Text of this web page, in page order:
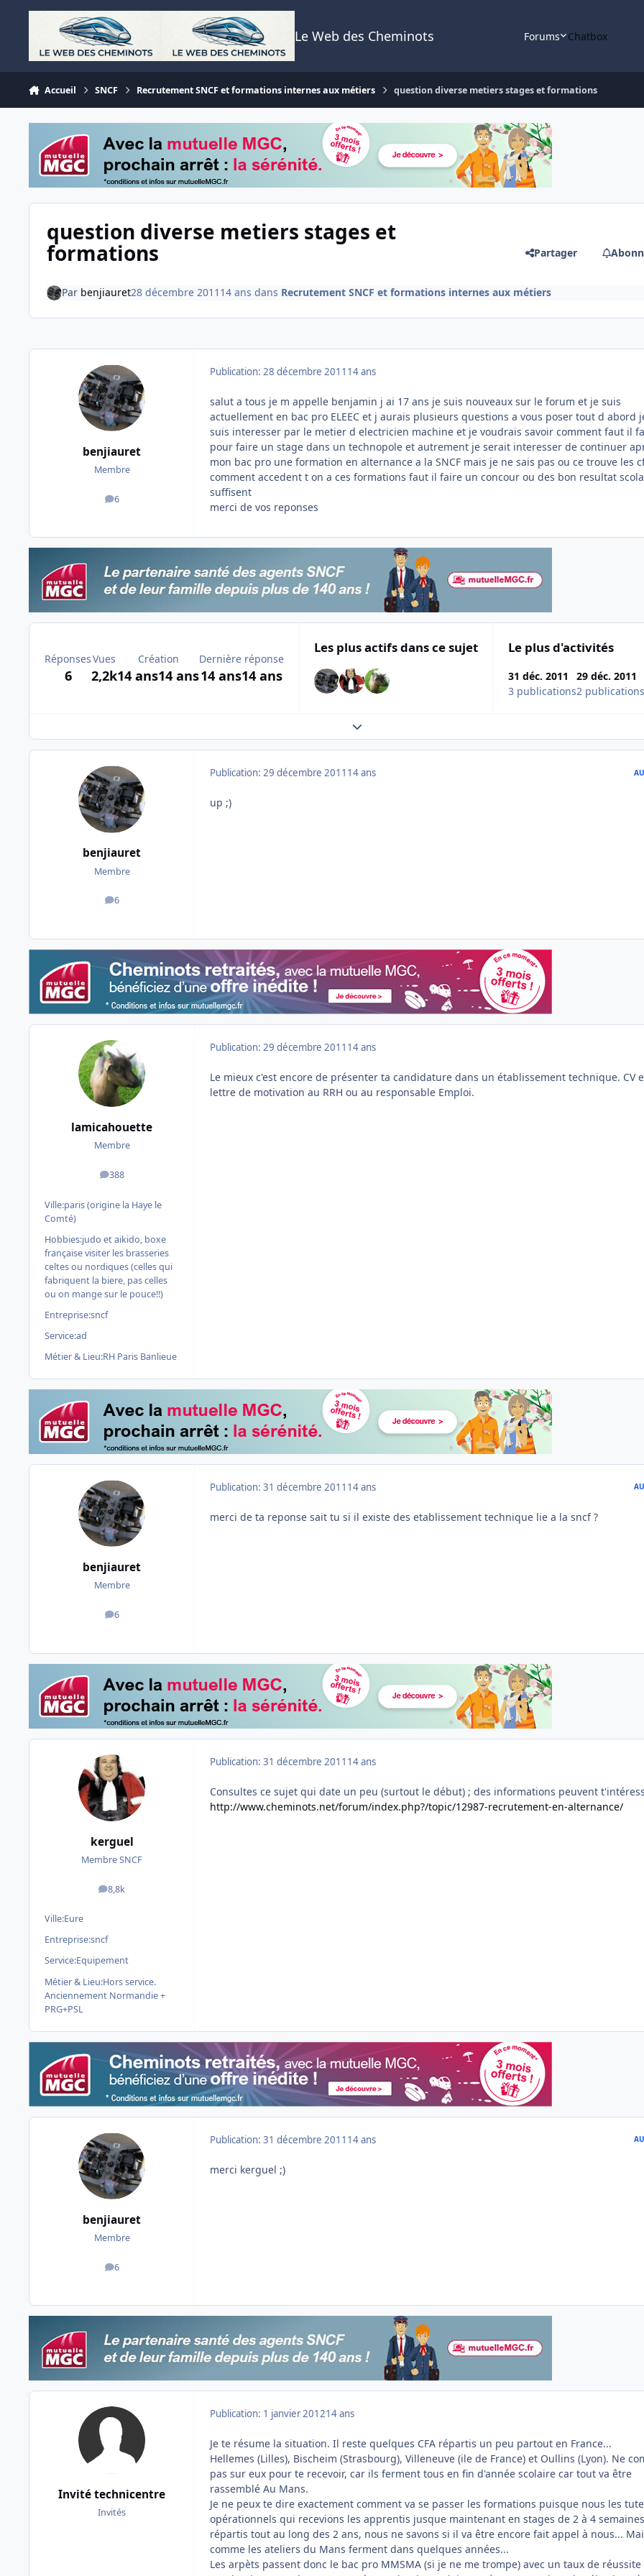
Aller au contenu
Le Web des Cheminots Forums Chatbox
Accueil SNCF Recrutement SNCF et formations internes aux métiers question diverse metiers stages et formations
question diverse metiers stages et
formations Partager
Par benjiauret28 décembre 2011 14 ans dans Recrutement SNCF et formations internes aux métiers
benjiauret
Membre
6
messages
Publication: 28 décembre 2011 14 ans
salut a tous je m appelle benjamin j ai 17 ans je suis nouveaux sur le forum et je suis
actuellement en bac pro ELEEC et j aurais plusieurs questions a vous poser tout d abord
suis interesser par le metier d electricien machine et je voudrais savoir comment faut il
pour faire un stage dans un technopole et autrement je serait interesser de continuer
mon bac pro une formation en alternance a la SNCF mais je ne sais pas ou ce trouve les
comment accedent t on a ces formations faut il faire un concour ou des bon resultat
suffisent
merci de vos reponses
Réponses
6
Vues
2,2k
Création
14 ans14 ans
Dernière réponse
14 ans14 ans
Les plus actifs dans ce sujet Le plus d'activités
31 déc. 2011
3 publications
29 déc. 2011
2 publications
Expand topic overview
benjiauret
Membre
6
messages
Publication: 29 décembre 2011 14 ans
up ;)
lamicahouette
Membre
388
messages
Ville:paris (origine la Haye le
Comté)
Hobbies:judo et aikido, boxe
française visiter les brasseries
celtes ou nordiques (celles qui
fabriquent la biere, pas celles
ou on mange sur le pouce!!)
Entreprise:sncf
Service:ad
Métier & Lieu:RH Paris Banlieue
Publication: 29 décembre 2011 14 ans
Le mieux c'est encore de présenter ta candidature dans un établissement technique. CV
lettre de motivation au RRH ou au responsable Emploi.
benjiauret
Membre
6
messages
Publication: 31 décembre 2011 14 ans
merci de ta reponse sait tu si il existe des etablissement technique lie a la sncf ?
kerguel
Membre SNCF
8,8k
messages
Ville:Eure
Entreprise:sncf
Service:Equipement
Métier & Lieu:Hors service.
Anciennement Normandie +
PRG+PSL
Publication: 31 décembre 2011 14 ans
Consultes ce sujet qui date un peu (surtout le début) ; des informations peuvent
http://www.cheminots.net/forum/index.php?/topic/12987-recrutement-en-alternance/
benjiauret
Membre
6
messages
Publication: 31 décembre 2011 14 ans
merci kerguel ;)
Invité technicentre
Invités
Publication: 1 janvier 201214 ans
Je te résume la situation. Il reste quelques CFA répartis un peu partout en France...
Hellemes (Lilles), Bischeim (Strasbourg), Villeneuve (ile de France) et Oullins (Lyon). Ne
pas sur eux pour te recevoir, car ils ferment tous en fin d'année scolaire car tout va être
rassemblé Au Mans.
Je ne peux te dire exactement comment va se passer les formations puisque nous les
opérationnels qui recevions les apprentis jusque maintenant en stages de 2 à 4 semaines
répartis tout au long des 2 ans, nous ne savons si il va être encore fait appel à nous...
comme les ateliers du Mans ferment dans quelques années...
Les arpèts passent donc le bac pro MMSMA (si je ne me trompe) avec un taux de réussite